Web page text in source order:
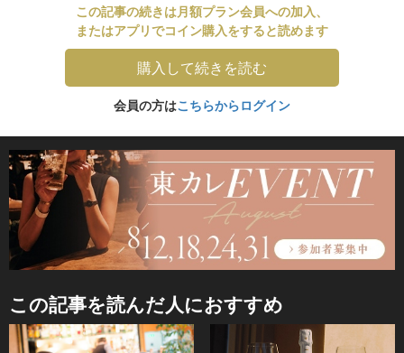
この記事の続きは月額プラン会員への加入、
またはアプリでコイン購入をすると読めます
購入して続きを読む
会員の方はこちらからログイン
この記事を読んだ人におすすめ